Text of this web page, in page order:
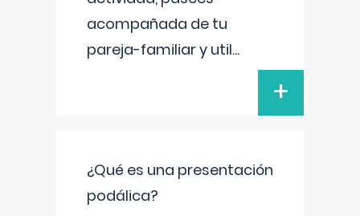
acompañada de tu
pareja-familiar y util...
+
¿Qué es una presentación
podálica?